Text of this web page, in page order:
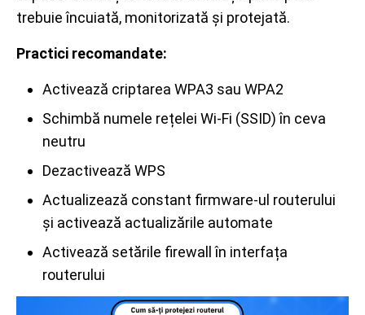
trebuie încuiată, monitorizată și protejată.
Practici recomandate:
Activează criptarea WPA3 sau WPA2
Schimbă numele rețelei Wi-Fi (SSID) în ceva
neutru
Dezactivează WPS
Actualizează constant firmware-ul routerului
și activează actualizările automate
Activează setările firewall în interfața
routerului